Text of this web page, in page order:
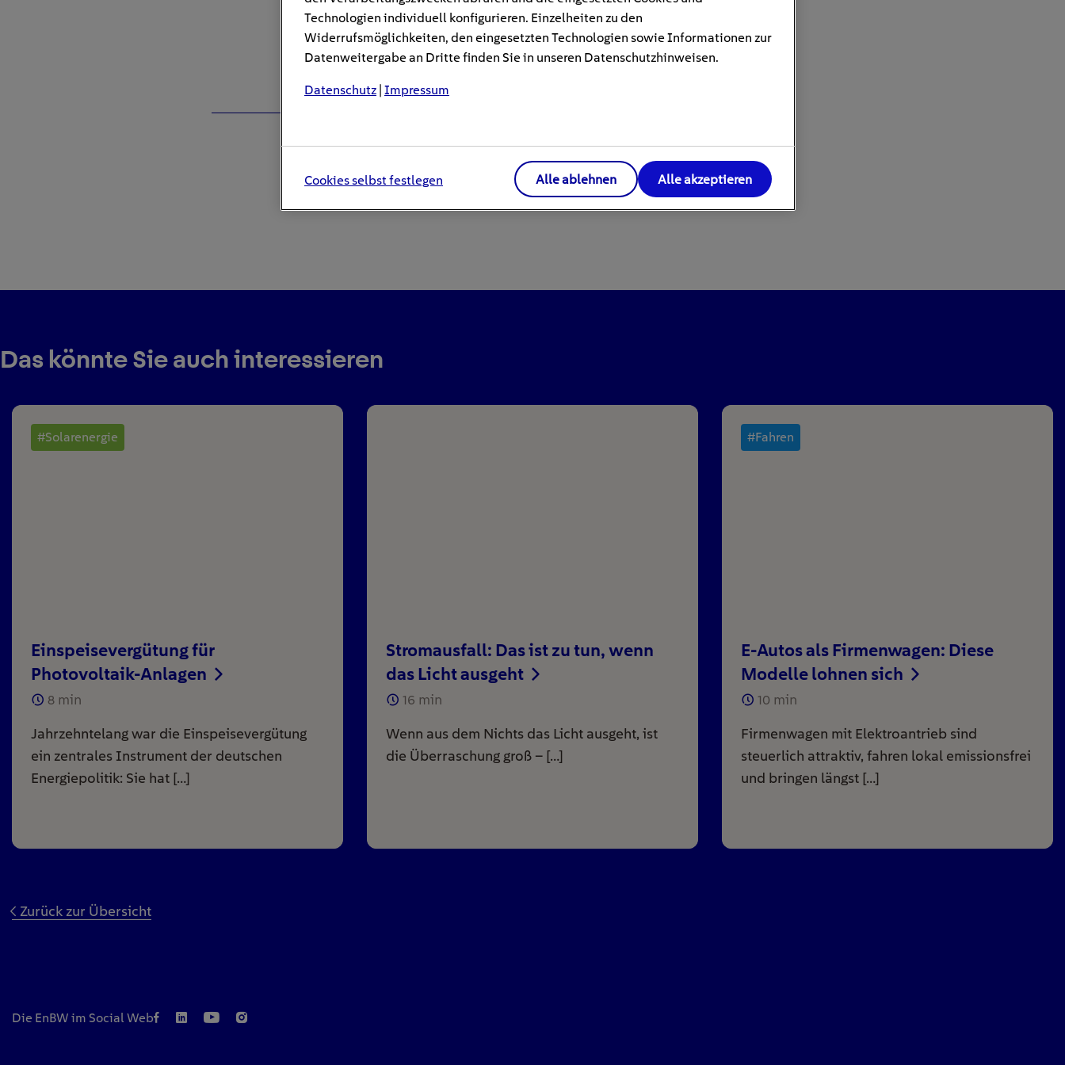
Das könnte Sie auch interessieren
#Solarenergie
Einspeisevergütung für
Photovoltaik-Anlagen
8 min
Jahrzehntelang war die Einspeisevergütung
ein zentrales Instrument der deutschen
Energiepolitik: Sie hat […]
Stromausfall: Das ist zu tun, wenn
das Licht ausgeht
16 min
Wenn aus dem Nichts das Licht ausgeht, ist
die Überraschung groß – […]
#Fahren
E-Autos als Firmenwagen: Diese
Modelle lohnen sich
10 min
Firmenwagen mit Elektroantrieb sind
steuerlich attraktiv, fahren lokal emissionsfrei
und bringen längst […]
Zurück zur Übersicht
Die EnBW im Social Web
Technologien individuell konfigurieren. Einzelheiten zu den
Widerrufsmöglichkeiten, den eingesetzten Technologien sowie Informationen zur
Datenweitergabe an Dritte finden Sie in unseren Datenschutzhinweisen.
Datenschutz | Impressum
Cookies selbst festlegen Alle ablehnen Alle akzeptieren